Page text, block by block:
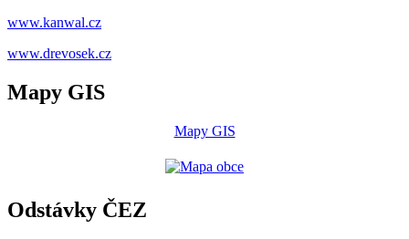
www.kanwal.cz
www.drevosek.cz
Mapy GIS
Mapy GIS
Odstávky ČEZ